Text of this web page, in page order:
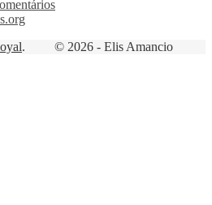
© 2026 - Elis Amancio
.